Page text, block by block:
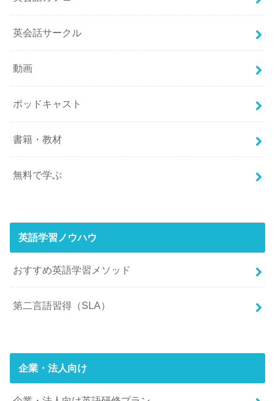
英会話サークル
動画
ポッドキャスト
書籍・教材
無料で学ぶ
英語学習ノウハウ
おすすめ英語学習メソッド
第二言語習得（SLA）
企業・法人向け